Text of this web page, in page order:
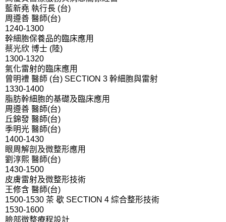
藍新堯 執行長 (台)
周遵善 醫師(台)
1240-1300
幹細胞保養品的臨床應用
蔡光欣 博士 (陸)
1300-1320
氣化雷射的臨床應用
曾明禮 醫師 (台) SECTION 3 幹細胞與雷射
1330-1400
脂肪幹細胞的基礎及臨床應用
周遵善 醫師(台)
丘錦發 醫師(台)
季明光 醫師(台)
1400-1430
眼周解剖及微整形應用
劉淳熙 醫師(台)
1430-1500
皮膚雷射及微整形技術
王修含 醫師(台)
1500-1530 茶 歇 SECTION 4 綜合整形技術
1530-1600
臉部微整療程設計